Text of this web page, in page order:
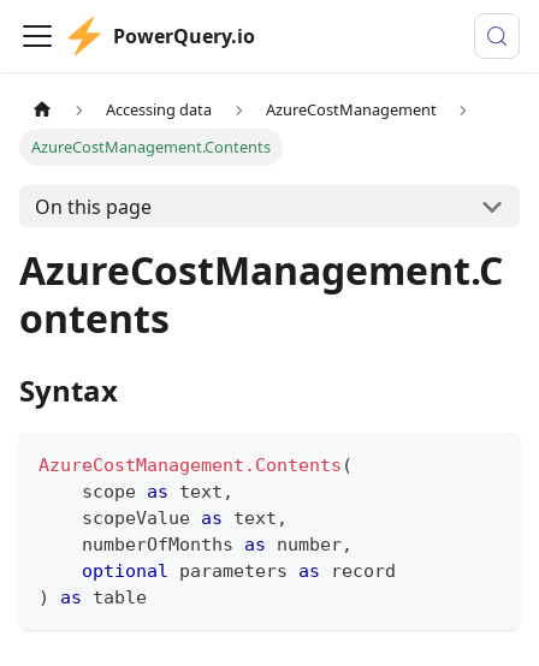
PowerQuery.io
Accessing data
AzureCostManagement
AzureCostManagement.Contents
On this page
AzureCostManagement.C
ontents
Syntax
AzureCostManagement.Contents (
    scope
as text ,
    scopeValue
as text ,
    numberOfMonths
as number,
optional parameters as
record
)
as table